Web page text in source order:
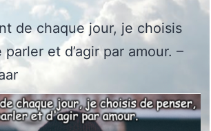
de chaque jour, je choisis
et d’agir par amour. –